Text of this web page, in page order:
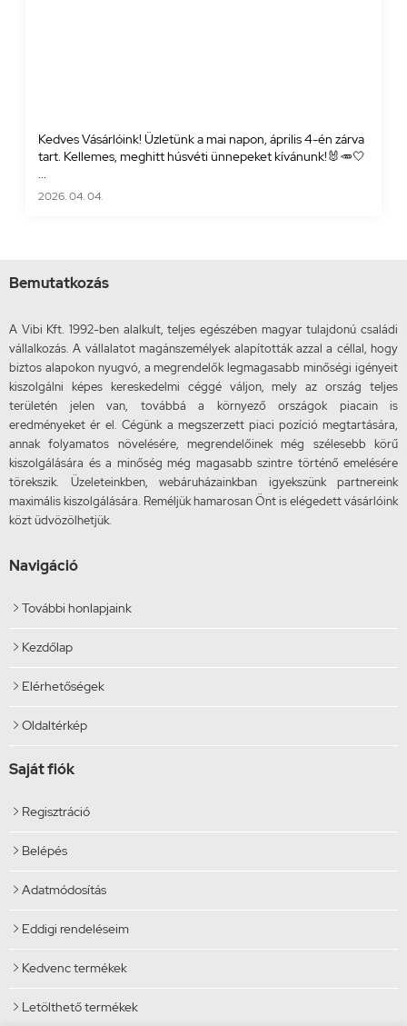
Kedves Vásárlóink! Üzletünk a mai napon, április 4-én zárva
tart. Kellemes, meghitt húsvéti ünnepeket kívánunk!🐰🥕🤍
...
2026. 04. 04.
Bemutatkozás
A Vibi Kft. 1992-ben alalkult, teljes egészében magyar tulajdonú családi
vállalkozás. A vállalatot magánszemélyek alapították azzal a céllal, hogy
biztos alapokon nyugvó, a megrendelők legmagasabb minőségi igényeit
kiszolgálni képes kereskedelmi céggé váljon, mely az ország teljes
területén jelen van, továbbá a környező országok piacain is
eredményeket ér el. Cégünk a megszerzett piaci pozíció megtartására,
annak folyamatos növelésére, megrendelőinek még szélesebb körű
kiszolgálására és a minőség még magasabb szintre történő emelésére
törekszik. Üzeleteinkben, webáruházainkban igyekszünk partnereink
maximális kiszolgálására. Reméljük hamarosan Önt is elégedett vásárlóink
közt üdvözölhetjük.
Navigáció
 További honlapjaink
 Kezdőlap
 Elérhetőségek
 Oldaltérkép
Saját fiók
 Regisztráció
 Belépés
 Adatmódosítás
 Eddigi rendeléseim
 Kedvenc termékek
 Letölthető termékek